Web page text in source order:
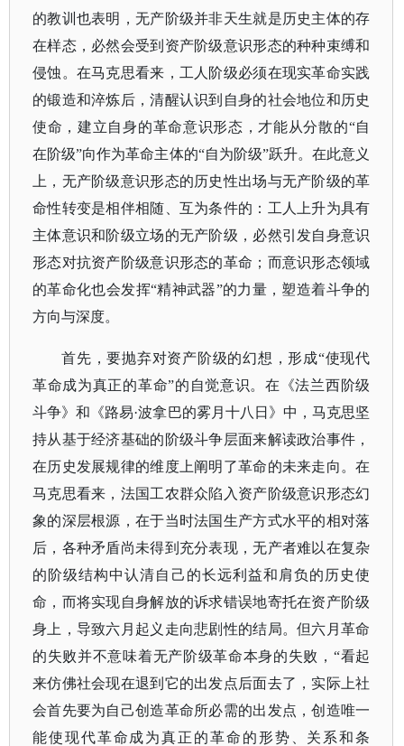
的教训也表明，无产阶级并非天生就是历史主体的存
在样态，必然会受到资产阶级意识形态的种种束缚和
侵蚀。在马克思看来，工人阶级必须在现实革命实践
的锻造和淬炼后，清醒认识到自身的社会地位和历史
使命，建立自身的革命意识形态，才能从分散的“自
在阶级”向作为革命主体的“自为阶级”跃升。在此意义
上，无产阶级意识形态的历史性出场与无产阶级的革
命性转变是相伴相随、互为条件的：工人上升为具有
主体意识和阶级立场的无产阶级，必然引发自身意识
形态对抗资产阶级意识形态的革命；而意识形态领域
的革命化也会发挥“精神武器”的力量，塑造着斗争的
方向与深度。
首先，要抛弃对资产阶级的幻想，形成“使现代
革命成为真正的革命”的自觉意识。在《法兰西阶级
斗争》和《路易·波拿巴的雾月十八日》中，马克思坚
持从基于经济基础的阶级斗争层面来解读政治事件，
在历史发展规律的维度上阐明了革命的未来走向。在
马克思看来，法国工农群众陷入资产阶级意识形态幻
象的深层根源，在于当时法国生产方式水平的相对落
后，各种矛盾尚未得到充分表现，无产者难以在复杂
的阶级结构中认清自己的长远利益和肩负的历史使
命，而将实现自身解放的诉求错误地寄托在资产阶级
身上，导致六月起义走向悲剧性的结局。但六月革命
的失败并不意味着无产阶级革命本身的失败，“看起
来仿佛社会现在退到它的出发点后面去了，实际上社
会首先要为自己创造革命所必需的出发点，创造唯一
能使现代革命成为真正的革命的形势、关系和条